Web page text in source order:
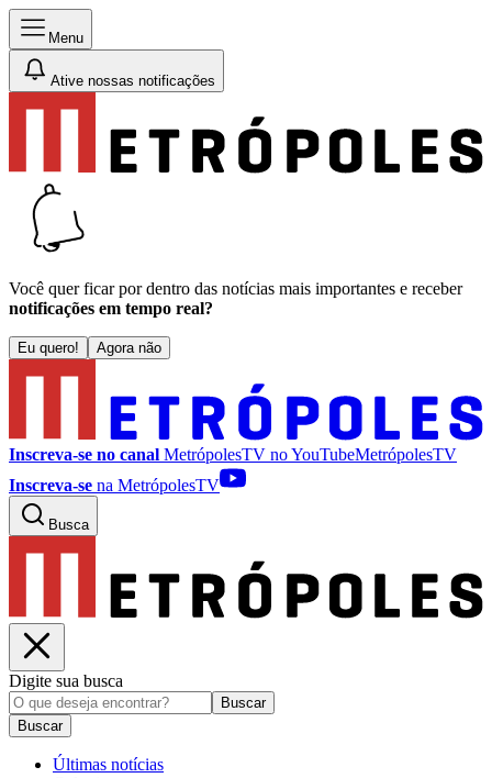
Menu
Ative nossas notificações
Você quer ficar por dentro das notícias mais importantes e receber
notificações em tempo real?
Eu quero! Agora não
Inscreva-se no canal MetrópolesTV noYouTubeMetrópolesTV
Inscreva-se na MetrópolesTV
Busca
Digite sua busca
Buscar
Buscar
Últimas notícias